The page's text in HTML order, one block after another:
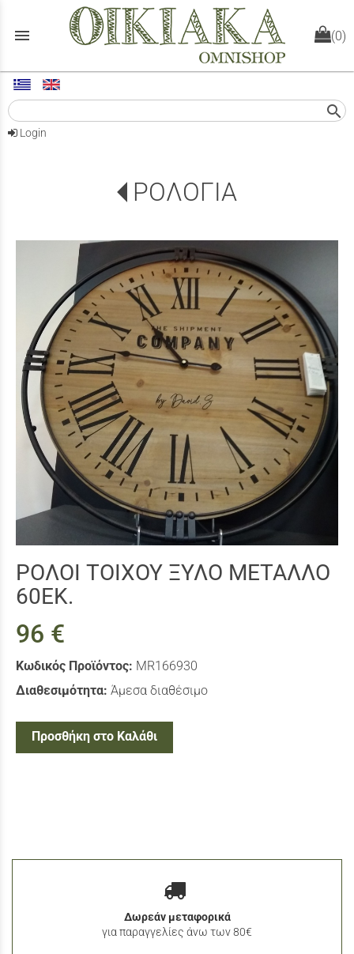
menu (0)
search
Login
ΡΟΛΟΓΙΑ
ΡΟΛΟI ΤΟΙΧΟΥ ΞΥΛΟ ΜΕΤΑΛΛΟ
60ΕΚ.
96 €
Κωδικός Προϊόντος: MR166930
Διαθεσιμότητα: Άμεσα διαθέσιμο
Προσθήκη στο Καλάθι
Δωρεάν μεταφορικά
για παραγγελίες άνω των 80€